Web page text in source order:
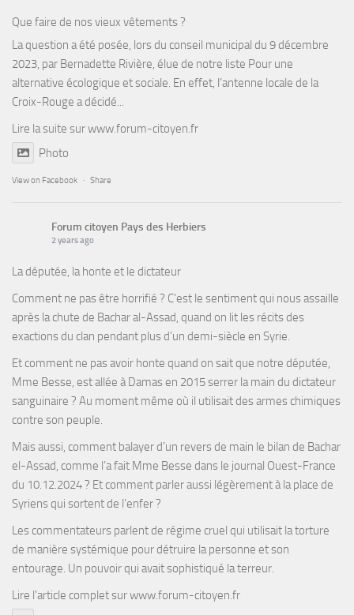
Que faire de nos vieux vêtements ?
La question a été posée, lors du conseil municipal du 9 décembre
2023, par Bernadette Rivière, élue de notre liste Pour une
alternative écologique et sociale. En effet, l’antenne locale de la
Croix-Rouge a décidé...
Lire la suite surwww.forum-citoyen.fr
Photo
View on Facebook · Share
Forum citoyen Pays des Herbiers
2 years ago
La députée, la honte et le dictateur
Comment ne pas être horrifié ? C’est le sentiment qui nous assaille
après la chute de Bachar al-Assad, quand on lit les récits des
exactions du clan pendant plus d’un demi-siècle en Syrie.
Et comment ne pas avoir honte quand on sait que notre députée,
Mme Besse, est allée à Damas en 2015 serrer la main du dictateur
sanguinaire ? Au moment même où il utilisait des armes chimiques
contre son peuple.
Mais aussi, comment balayer d’un revers de main le bilan de Bachar
el-Assad, comme l’a fait Mme Besse dans le journal Ouest-France
du 10.12.2024 ? Et comment parler aussi légèrement à la place de
Syriens qui sortent de l’enfer ?
Les commentateurs parlent de régime cruel qui utilisait la torture
de manière systémique pour détruire la personne et son
entourage. Un pouvoir qui avait sophistiqué la terreur.
Lire l'article complet surwww.forum-citoyen.fr